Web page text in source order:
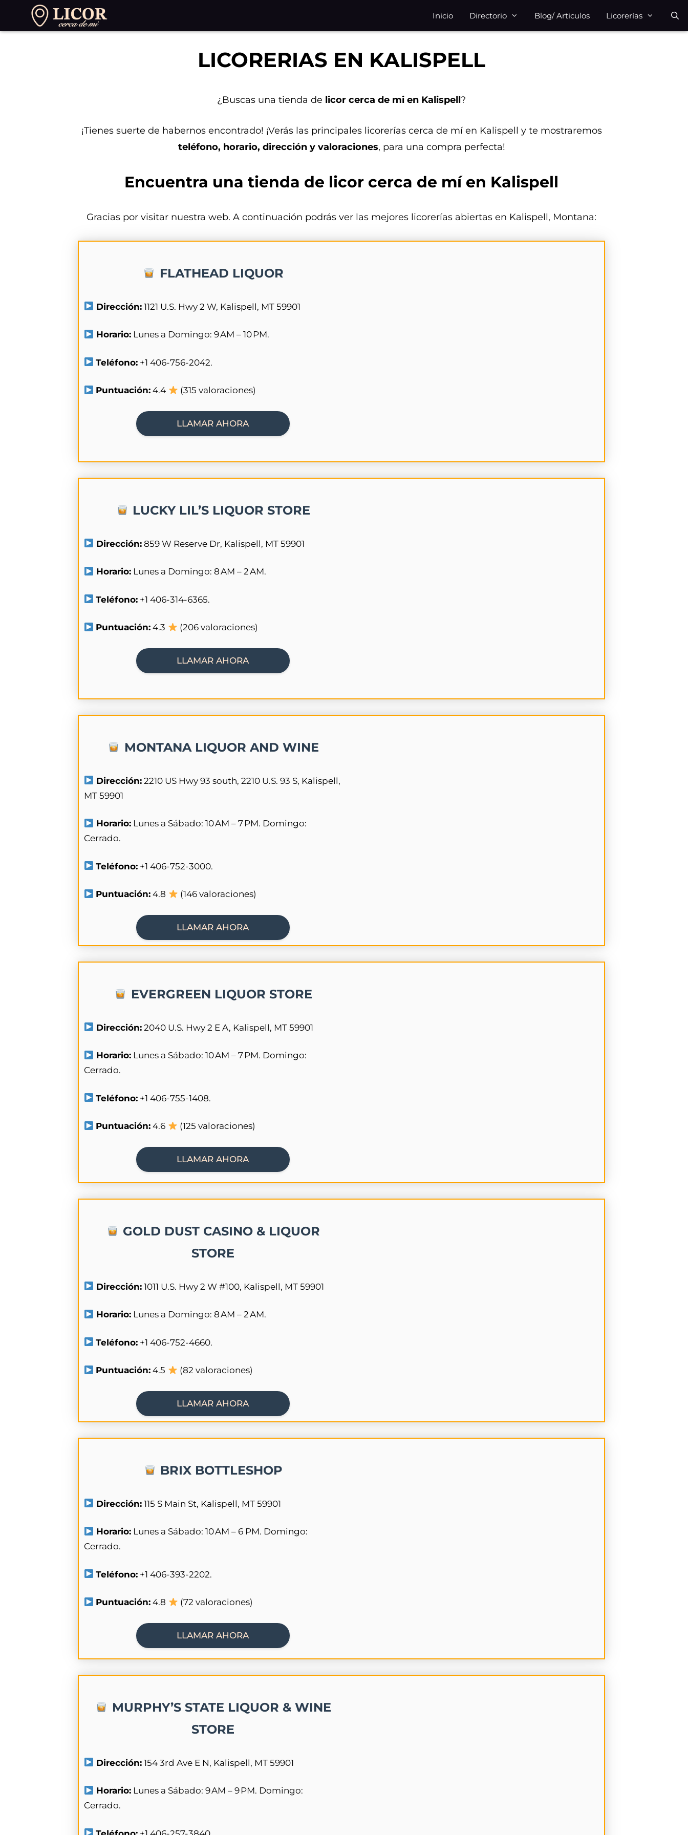
contenido
Inicio Directorio Blog/ Articulos Licorerías
LICORERIAS EN KALISPELL
¿Buscas una tienda de licor cerca de mi en Kalispell?
¡Tienes suerte de habernos encontrado! ¡Verás las principales licorerías cerca de mí en Kalispell y te mostraremos
teléfono, horario, dirección y valoraciones, para una compra perfecta!
Encuentra una tienda de licor cerca de mí en Kalispell
Gracias por visitar nuestra web. A continuación podrás ver las mejores licorerías abiertas en Kalispell, Montana:
FLATHEAD LIQUOR
Dirección: 1121 U.S. Hwy 2 W, Kalispell, MT 59901
Horario: Lunes a Domingo: 9 AM – 10 PM.
Teléfono: +1 406-756-2042.
Puntuación: 4.4 (315 valoraciones)
LLAMAR AHORA
LUCKY LIL’S LIQUOR STORE
Dirección: 859 W Reserve Dr, Kalispell, MT 59901
Horario: Lunes a Domingo: 8 AM – 2 AM.
Teléfono: +1 406-314-6365.
Puntuación: 4.3 (206 valoraciones)
LLAMAR AHORA
MONTANA LIQUOR AND WINE
Dirección: 2210 US Hwy 93 south, 2210 U.S. 93 S, Kalispell,
MT 59901
Horario: Lunes a Sábado: 10 AM – 7 PM. Domingo:
Cerrado.
Teléfono: +1 406-752-3000.
Puntuación: 4.8 (146 valoraciones)
LLAMAR AHORA
EVERGREEN LIQUOR STORE
Dirección: 2040 U.S. Hwy 2 E A, Kalispell, MT 59901
Horario: Lunes a Sábado: 10 AM – 7 PM. Domingo:
Cerrado.
Teléfono: +1 406-755-1408.
Puntuación: 4.6 (125 valoraciones)
LLAMAR AHORA
GOLD DUST CASINO & LIQUOR
STORE
Dirección: 1011 U.S. Hwy 2 W #100, Kalispell, MT 59901
Horario: Lunes a Domingo: 8 AM – 2 AM.
Teléfono: +1 406-752-4660.
Puntuación: 4.5 (82 valoraciones)
LLAMAR AHORA
BRIX BOTTLESHOP
Dirección: 115 S Main St, Kalispell, MT 59901
Horario: Lunes a Sábado: 10 AM – 6 PM. Domingo:
Cerrado.
Teléfono: +1 406-393-2202.
Puntuación: 4.8 (72 valoraciones)
LLAMAR AHORA
MURPHY’S STATE LIQUOR & WINE
STORE
Dirección: 154 3rd Ave E N, Kalispell, MT 59901
Horario: Lunes a Sábado: 9 AM – 9 PM. Domingo:
Cerrado.